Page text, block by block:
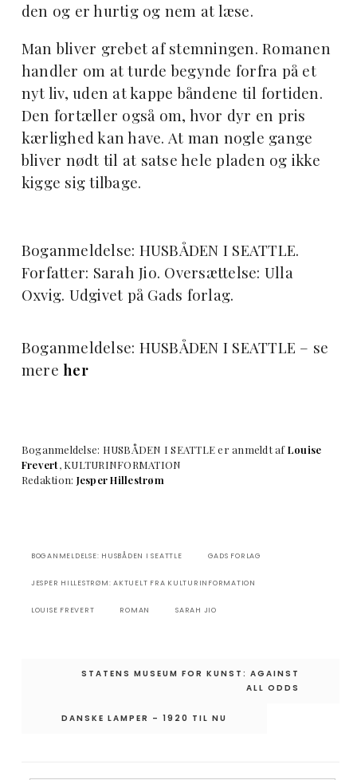
den og er hurtig og nem at læse.
Man bliver grebet af stemningen. Romanen
handler om at turde begynde forfra på et
nyt liv, uden at kappe båndene til fortiden.
Den fortæller også om, hvor dyr en pris
kærlighed kan have. At man nogle gange
bliver nødt til at satse hele pladen og ikke
kigge sig tilbage.
Boganmeldelse: HUSBÅDEN I SEATTLE.
Forfatter: Sarah Jio. Oversættelse: Ulla
Oxvig. Udgivet på Gads forlag.
Boganmeldelse: HUSBÅDEN I SEATTLE – se
mereher
Boganmeldelse: HUSBÅDEN I SEATTLE er anmeldt afLouise
Frevert, KULTURINFORMATION
Redaktion: Jesper Hillestrøm
BOGANMELDELSE: HUSBÅDEN I SEATTLE GADS FORLAG
JESPER HILLESTRØM: AKTUELT FRA KULTURINFORMATION
LOUISE FREVERT ROMAN SARAH JIO
Indlægsnavigation
STATENS MUSEUM FOR KUNST: AGAINST
ALL ODDS
DANSKE LAMPER – 1920 TIL NU